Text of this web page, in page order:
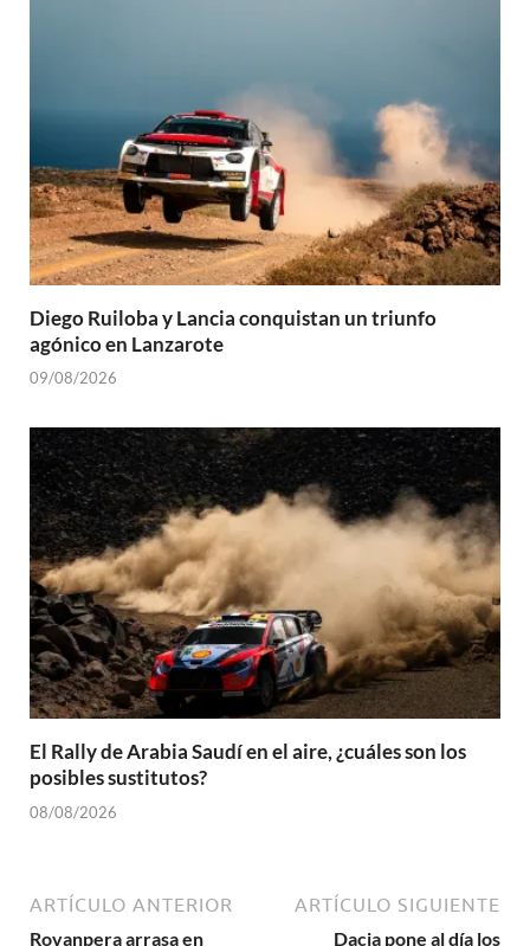
Diego Ruiloba y Lancia conquistan un triunfo
agónico en Lanzarote
09/08/2026
El Rally de Arabia Saudí en el aire, ¿cuáles son los
posibles sustitutos?
08/08/2026
ARTÍCULO ANTERIOR
Rovanpera arrasa en
ARTÍCULO SIGUIENTE
Dacia pone al día los